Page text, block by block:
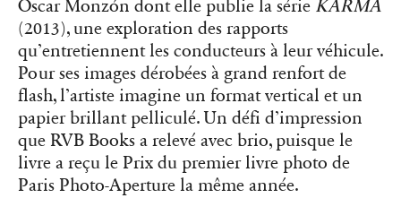
Óscar Monzón dont elle publie la série KARMA
(2013), une exploration des rapports
qu’entretiennent les conducteurs à leur véhicule.
Pour ses images dérobées à grand renfort de
flash, l’artiste imagine un format vertical et un
papier brillant pelliculé. Un défi d’impression
que RVB Books a relevé avec brio, puisque le
livre a reçu le Prix du premier livre photo de
Paris Photo-Aperture la même année.